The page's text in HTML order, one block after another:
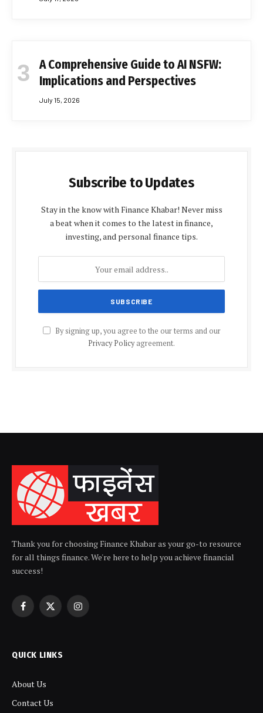
A Comprehensive Guide to AI NSFW:
Implications and Perspectives
July 15, 2026
Subscribe to Updates
Stay in the know with Finance Khabar! Never miss
a beat when it comes to the latest in finance,
investing, and personal finance tips.
By signing up, you agree to the our terms and our
Privacy Policyagreement.
Thank you for choosing Finance Khabar as your go-to resource
for all things finance. We're here to help you achieve financial
success!
Facebook
X
Instagram
QUICK LINKS
About Us
Contact Us